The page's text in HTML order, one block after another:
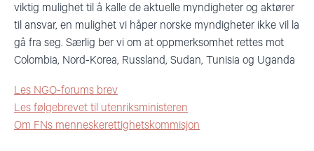
viktig mulighet til å kalle de aktuelle myndigheter og aktører
til ansvar, en mulighet vi håper norske myndigheter ikke vil la
gå fra seg. Særlig ber vi om at oppmerksomhet rettes mot
Colombia, Nord-Korea, Russland, Sudan, Tunisia og Uganda
Les NGO-forums brev
Les følgebrevet til utenriksministeren
Om FNs menneskerettighetskommisjon